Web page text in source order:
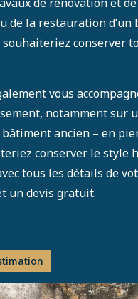
de la restauration d’un
conserver
vous
notamment sur
ancien – en
conserver le style
tous les détails de
un devis gratuit.